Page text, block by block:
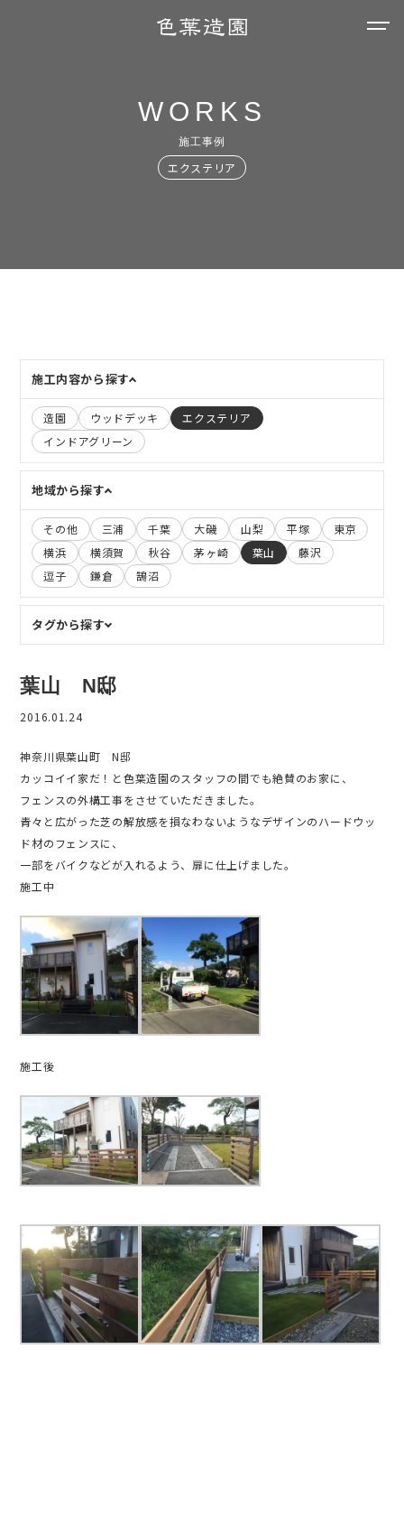
WORKS
施工事例
エクステリア
施工内容から探す
造園 ウッドデッキ
エクステリア
インドアグリーン
地域から探す
その他 三浦 千葉 大磯 山梨 平塚
東京
横浜
横須賀 秋谷 茅ヶ崎 葉山
藤沢
逗子
鎌倉 鵠沼
タグから探す
葉山 N邸
2016.01.24
神奈川県葉山町 N邸
カッコイイ家だ！と色葉造園のスタッフの間でも絶賛のお家に、
フェンスの外構工事をさせていただきました。
青々と広がった芝の解放感を損なわないようなデザインのハードウッ
ド材のフェンスに、
一部をバイクなどが入れるよう、扉に仕上げました。
施工中
施工後